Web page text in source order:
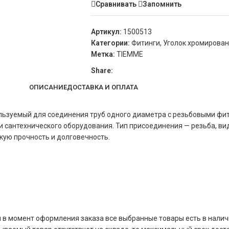
Сравнивать Запомнить
Артикул: 1500513
Категории: Фитинги, Уголок
Метка: TIEMME
Share:
ОПИСАНИЕДОСТАВКА И ОПЛАТА
для соединения труб одного диаметра с резьбовыми
оборудования. Тип присоединения — резьба,
прочность и долговечность.
в момент оформления заказа все выбранные товары есть в